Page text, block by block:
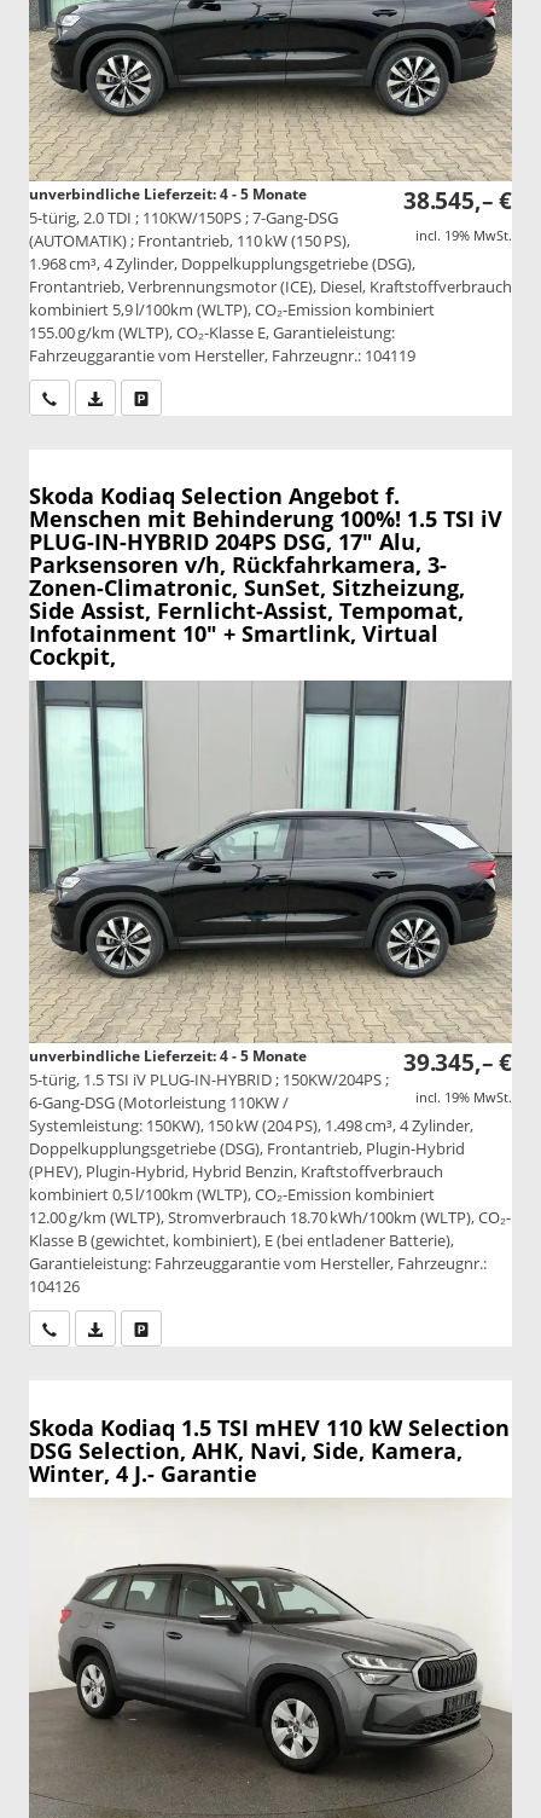
38.545,– €
incl. 19% MwSt.
unverbindliche Lieferzeit: 4 - 5 Monate
5-türig, 2.0 TDI ; 110KW/150PS ; 7-Gang-DSG
(AUTOMATIK) ; Frontantrieb, 110 kW (150 PS),
1.968 cm³, 4 Zylinder, Doppelkupplungsgetriebe (DSG),
Frontantrieb, Verbrennungsmotor (ICE), Diesel, Kraftstoffverbrauch
kombiniert 5,9 l/100km (WLTP), CO₂-Emission kombiniert
155.00 g/km (WLTP), CO₂-Klasse E, Garantieleistung:
Fahrzeuggarantie vom Hersteller, Fahrzeugnr.: 104119
Wir rufen Sie anPDF-Datei, Fahrzeugexposé drucken
Skoda Kodiaq Selection Angebot f.
Menschen mit Behinderung 100%! 1.5 TSI iV
PLUG-IN-HYBRID 204PS DSG, 17" Alu,
Parksensoren v/h, Rückfahrkamera, 3-
Zonen-Climatronic, SunSet, Sitzheizung,
Side Assist, Fernlicht-Assist, Tempomat,
Infotainment 10" + Smartlink, Virtual
Cockpit,
39.345,– €
incl. 19% MwSt.
unverbindliche Lieferzeit: 4 - 5 Monate
5-türig, 1.5 TSI iV PLUG-IN-HYBRID ; 150KW/204PS ;
6-Gang-DSG (Motorleistung 110KW /
Systemleistung: 150KW), 150 kW (204 PS), 1.498 cm³, 4 Zylinder,
Doppelkupplungsgetriebe (DSG), Frontantrieb, Plugin-Hybrid
(PHEV), Plugin-Hybrid, Hybrid Benzin, Kraftstoffverbrauch
kombiniert 0,5 l/100km (WLTP), CO₂-Emission kombiniert
12.00 g/km (WLTP), Stromverbrauch 18.70 kWh/100km (WLTP), CO₂-
Klasse B (gewichtet, kombiniert), E (bei entladener Batterie),
Garantieleistung: Fahrzeuggarantie vom Hersteller, Fahrzeugnr.:
104126
Wir rufen Sie anPDF-Datei, Fahrzeugexposé drucken
Skoda Kodiaq 1.5 TSI mHEV 110 kW Selection
DSG Selection, AHK, Navi, Side, Kamera,
Winter, 4 J.- Garantie